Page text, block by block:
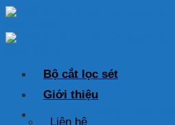
Skip
content
HOTLINE: 0925 038 097
Bộ cắt lọc sét
Giới thiệu
Liên hệ